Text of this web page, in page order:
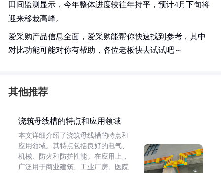
田间监测显示，今年整体进度较往年持平，预计4月下旬将
迎来移栽高峰。
爱采购产品信息全面，爱采购能帮你快速找到参考，其中
对比功能可能对你有帮助，各位老板快去试试吧～
其他推荐
浇筑母线槽的特点和应用领域
本文详细介绍了浇筑母线槽的特点和
应用领域。其特点包括良好的电气、
机械、防火和防护性能。在应用上，
广泛用于商业建筑、工业厂房、医院